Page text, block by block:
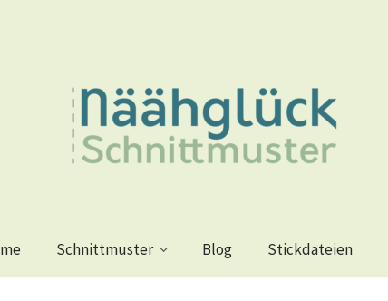
Schnittmuster Blog Stickdateien